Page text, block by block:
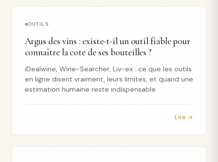
OUTILS
Argus des vins : existe-t-il un outil fiable pour
connaître la cote de ses bouteilles ?
iDealwine, Wine-Searcher, Liv-ex : ce que les outils
en ligne disent vraiment, leurs limites, et quand une
estimation humaine reste indispensable.
Lire →